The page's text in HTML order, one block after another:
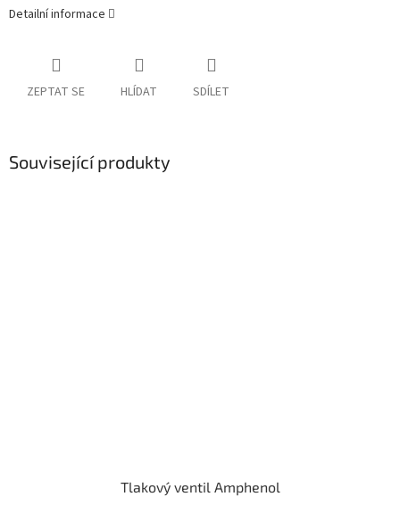
Detailní informace
ZEPTAT SE HLÍDAT SDÍLET
Související produkty
Tlakový ventil Amphenol